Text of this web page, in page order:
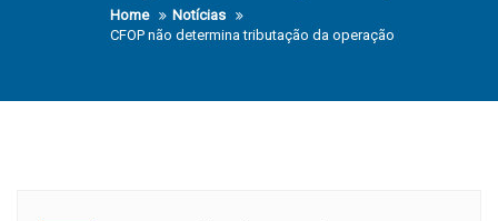
Home
Notícias
CFOP não determina tributação da operação